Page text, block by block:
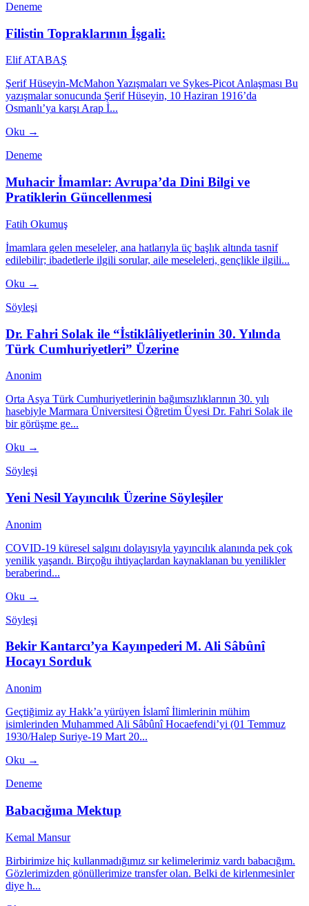
Deneme
Filistin Topraklarının İşgali:
Elif ATABAŞ
Şerif Hüseyin-McMahon Yazışmaları ve Sykes-Picot Anlaşması Bu
yazışmalar sonucunda Şerif Hüseyin, 10 Haziran 1916’da
Osmanlı’ya karşı Arap İ...
Oku →
Deneme
Muhacir İmamlar: Avrupa’da Dini Bilgi ve
Pratiklerin Güncellenmesi
Fatih Okumuş
İmamlara gelen meseleler, ana hatlarıyla üç başlık altında tasnif
edilebilir; ibadetlerle ilgili sorular, aile meseleleri, gençlikle ilgili...
Oku →
Söyleşi
Dr. Fahri Solak ile “İstiklâliyetlerinin 30. Yılında
Türk Cumhuriyetleri” Üzerine
Anonim
Orta Asya Türk Cumhuriyetlerinin bağımsızlıklarının 30. yılı
hasebiyle Marmara Üniversitesi Öğretim Üyesi Dr. Fahri Solak ile
bir görüşme ge...
Oku →
Söyleşi
Yeni Nesil Yayıncılık Üzerine Söyleşiler
Anonim
COVID-19 küresel salgını dolayısıyla yayıncılık alanında pek çok
yenilik yaşandı. Birçoğu ihtiyaçlardan kaynaklanan bu yenilikler
beraberind...
Oku →
Söyleşi
Bekir Kantarcı’ya Kayınpederi M. Ali Sâbûnî
Hocayı Sorduk
Anonim
Geçtiğimiz ay Hakk’a yürüyen İslamî İlimlerinin mühim
isimlerinden Muhammed Ali Sâbûnî Hocaefendi’yi (01 Temmuz
1930/Halep Suriye-19 Mart 20...
Oku →
Deneme
Babacığıma Mektup
Kemal Mansur
Birbirimize hiç kullanmadığımız sır kelimelerimiz vardı babacığım.
Gözlerimizden gönüllerimize transfer olan. Belki de kirlenmesinler
diye h...